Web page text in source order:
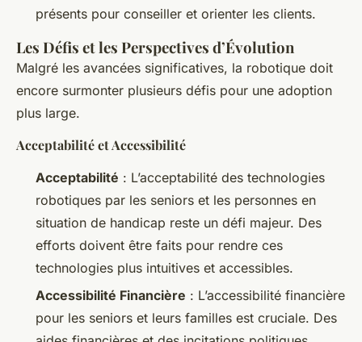
présents pour conseiller et orienter les clients.
Les Défis et les Perspectives d’Évolution
Malgré les avancées significatives, la robotique doit
encore surmonter plusieurs défis pour une adoption
plus large.
Acceptabilité et Accessibilité
Acceptabilité : L’acceptabilité des technologies
robotiques par les seniors et les personnes en
situation de handicap reste un défi majeur. Des
efforts doivent être faits pour rendre ces
technologies plus intuitives et accessibles.
Accessibilité Financière : L’accessibilité financière
pour les seniors et leurs familles est cruciale. Des